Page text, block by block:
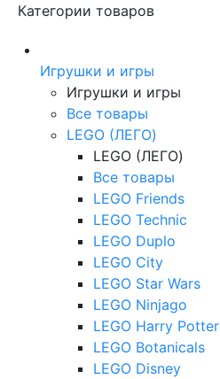
Категории товаров
Игрушки и игры
Игрушки и игры
Все товары
LEGO (ЛЕГО)
LEGO (ЛЕГО)
Все товары
LEGO Friends
LEGO Technic
LEGO Duplo
LEGO City
LEGO Star Wars
LEGO Ninjago
LEGO Harry Potter
LEGO Botanicals
LEGO Disney